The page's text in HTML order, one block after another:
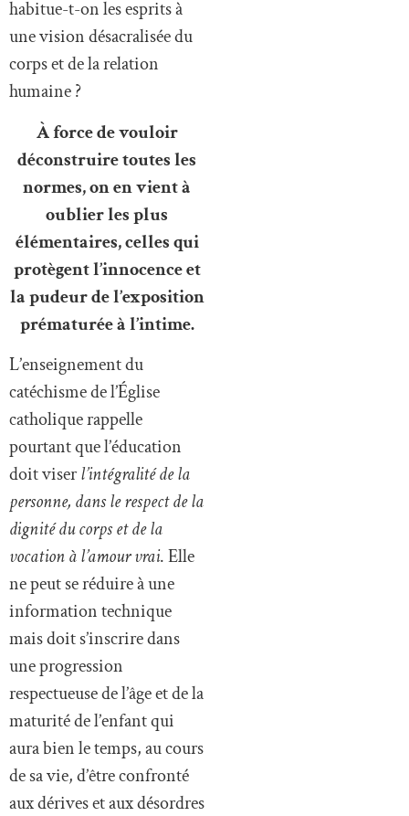
habitue-t-on les esprits à
une vision désacralisée du
corps et de la relation
humaine ?
À force de vouloir
déconstruire toutes les
normes, on en vient à
oublier les plus
élémentaires, celles qui
protègent l’innocence et
la pudeur de l’exposition
prématurée à l’intime.
L’enseignement du
catéchisme de l’Église
catholique rappelle
pourtant que l’éducation
doit viserl’intégralité de la
personne, dans le respect de la
dignité du corps et de la
vocation à l’amour vrai. Elle
ne peut se réduire à une
information technique
mais doit s’inscrire dans
une progression
respectueuse de l’âge et de la
maturité de l’enfant qui
aura bien le temps, au cours
de sa vie, d’être confronté
aux dérives et aux désordres